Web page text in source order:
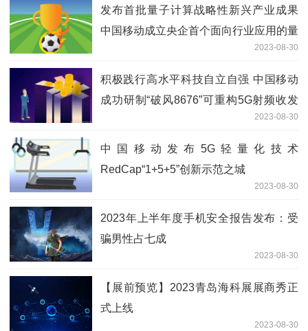
发布首批量子计算战略性新兴产业成果
中国移动成立央企首个面向行业应用的量
2023-08-30
积极践行高水平科技自立自强 中国移动
成功研制“破风8676”可重构5G射频收发
2023-08-30
中国移动发布5G轻量化技术
RedCap“1+5+5”创新示范之城
2023-08-30
2023年上半年度手机安全报告发布：受
骗男性占七成
2023-08-30
【展前预览】2023青岛海科展展商秀正
式上线
2023-08-30